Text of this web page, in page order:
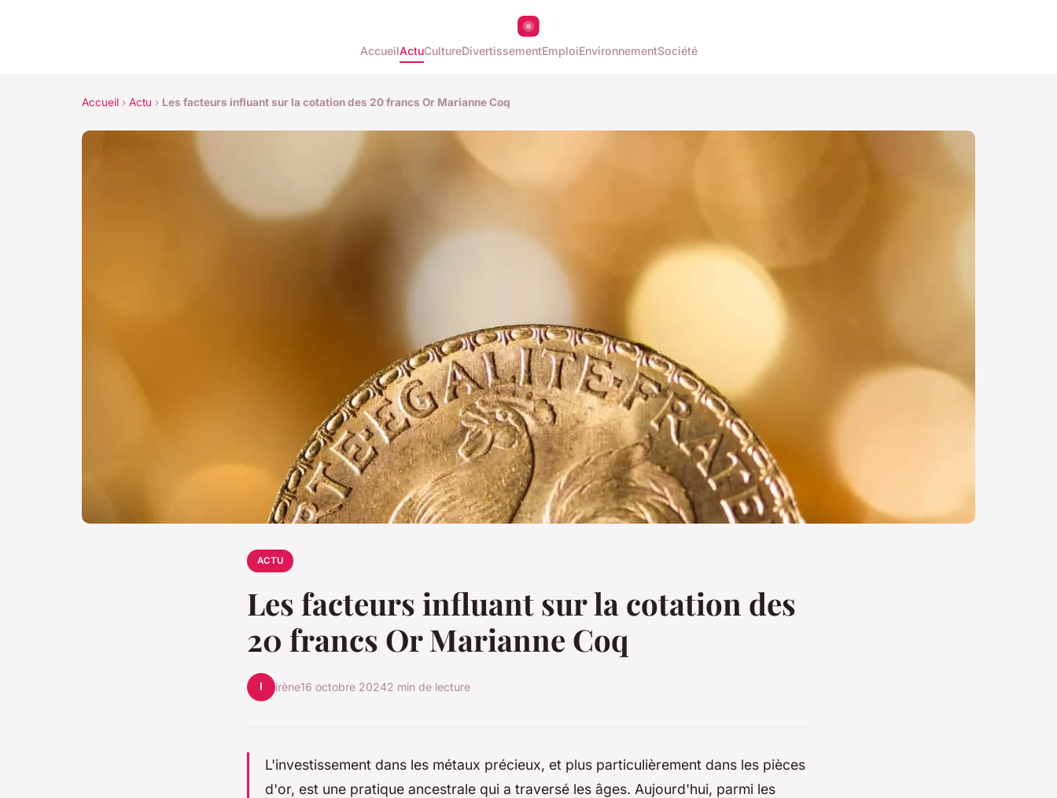
AccueilActuCultureDivertissementEmploiEnvironnementSociété
Accueil › Actu › Les facteurs influant sur la cotation des 20 francs Or Marianne Coq
ACTU
Les facteurs influant sur la cotation des
20 francs Or Marianne Coq
I irène16 octobre 20242 min de lecture
L'investissement dans les métaux précieux, et plus particulièrement dans les pièces
d'or, est une pratique ancestrale qui a traversé les âges. Aujourd'hui, parmi les